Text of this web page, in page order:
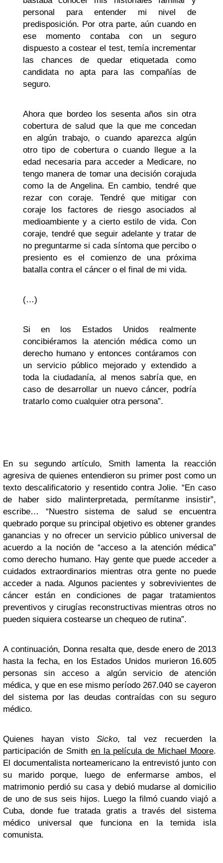
personal para entender mi nivel de
predisposición. Por otra parte, aún cuando en
ese momento contaba con un seguro
dispuesto a costear el test, temía incrementar
las chances de quedar etiquetada como
candidata no apta para las compañías de
seguro.
Ahora que bordeo los sesenta años sin otra
cobertura de salud que la que me concedan
en algún trabajo, o cuando aparezca algún
otro tipo de cobertura o cuando llegue a la
edad necesaria para acceder a Medicare, no
tengo manera de tomar una decisión corajuda
como la de Angelina. En cambio, tendré que
rezar con coraje. Tendré que mitigar con
coraje los factores de riesgo asociados al
medioambiente y a cierto estilo de vida. Con
coraje, tendré que seguir adelante y tratar de
no preguntarme si cada síntoma que percibo o
presiento es el comienzo de una próxima
batalla contra el cáncer o el final de mi vida.
(…)
Si en los Estados Unidos realmente
concibiéramos la atención médica como un
derecho humano y entonces contáramos con
un servicio público mejorado y extendido a
toda la ciudadanía, al menos sabría que, en
caso de desarrollar un nuevo cáncer, podría
tratarlo como cualquier otra persona”.
En su segundo artículo, Smith lamenta la reacción
agresiva de quienes entendieron su primer post como un
texto descalificatorio y resentido contra Jolie. “En caso
de haber sido malinterpretada, permítanme insistir”,
escribe… “Nuestro sistema de salud se encuentra
quebrado porque su principal objetivo es obtener grandes
ganancias y no ofrecer un servicio público universal de
acuerdo a la noción de “acceso a la atención médica”
como derecho humano. Hay gente que puede acceder a
cuidados extraordinarios mientras otra gente no puede
acceder a nada. Algunos pacientes y sobrevivientes de
cáncer están en condiciones de pagar tratamientos
preventivos y cirugías reconstructivas mientras otros no
pueden siquiera costearse un chequeo de rutina”.
A continuación, Donna resalta que, desde enero de 2013
hasta la fecha, en los Estados Unidos murieron 16.605
personas sin acceso a algún servicio de atención
médica, y que en ese mismo período 267.040 se cayeron
del sistema por las deudas contraídas con su seguro
médico.
Quienes hayan visto Sicko, tal vez recuerden la
participación de Smith en la película de Michael Moore.
El documentalista norteamericano la entrevistó junto con
su marido porque, luego de enfermarse ambos, el
matrimonio perdió su casa y debió mudarse al domicilio
de uno de sus seis hijos. Luego la filmó cuando viajó a
Cuba, donde fue tratada gratis a través del sistema
médico universal que funciona en la temida isla
comunista.